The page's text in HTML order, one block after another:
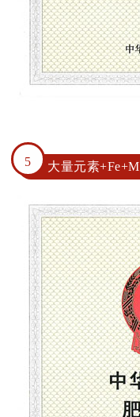
5 大量元素